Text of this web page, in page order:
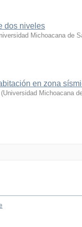
dos niveles
Michoacana de
en zona
(Universidad Michoacana